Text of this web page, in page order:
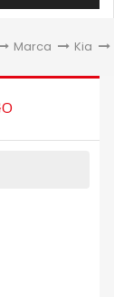
Marca > Kia >